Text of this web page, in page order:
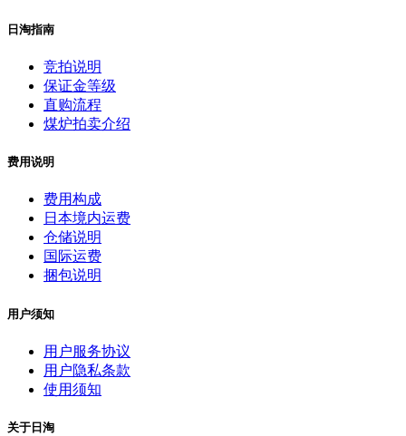
日淘指南
竞拍说明
保证金等级
直购流程
煤炉拍卖介绍
费用说明
费用构成
日本境内运费
仓储说明
国际运费
捆包说明
用户须知
用户服务协议
用户隐私条款
使用须知
关于日淘